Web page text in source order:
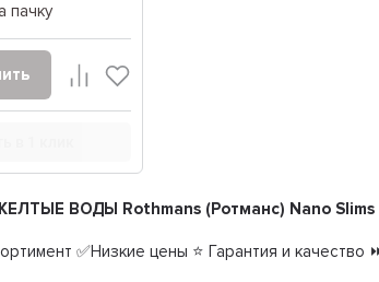
пачку
ВОДЫ Rothmans (Ротманс) Nano Slims
✅Низкие цены ⭐ Гарантия и качество